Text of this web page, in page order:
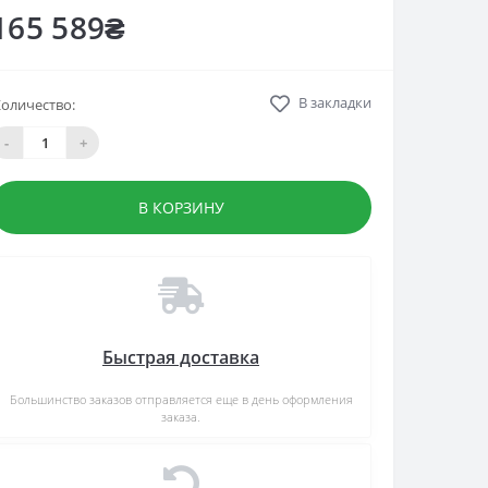
589₴
-
+
В закладки
В КОРЗИНУ
Быстрая доставка
Большинство заказов отправляется еще в день оформления
заказа.